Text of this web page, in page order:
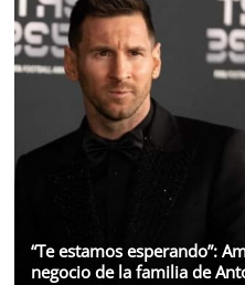
“Te estamos esperando”:
negocio de la familia de